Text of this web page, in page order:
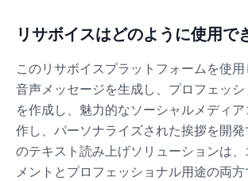
リサボイスはどのように使用で
このリサボイスプラットフォームを使
音声メッセージを生成し、プロフェッ
を作成し、魅力的なソーシャルメディ
作し、パーソナライズされた挨拶を開
のテキスト読み上げソリューションは
メントとプロフェッショナル用途の両